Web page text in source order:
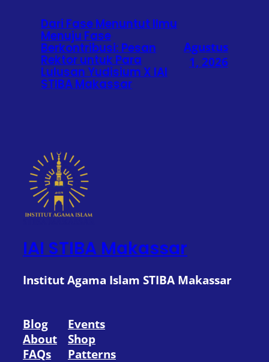
Dari Fase Menuntut Ilmu
Menuju Fase
Berkontribusi: Pesan
Rektor untuk Para
Lulusan Yudisium X IAI
STIBA Makassar
Agustus
1, 2026
IAI STIBA Makassar
Institut Agama Islam STIBA Makassar
Blog
About
FAQs
Events
Shop
Patterns